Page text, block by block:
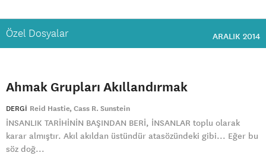
Özel Dosyalar ARALIK 2014
Ahmak Grupları Akıllandırmak
DERGI Reid Hastie Cass R. Sunstein
İNSANLIK TARİHİNİN BAŞINDAN BERİ, İNSANLAR toplu olarak
karar almıştır. Akıl akıldan üstündür atasözündeki gibi... Eğer bu
söz doğ...